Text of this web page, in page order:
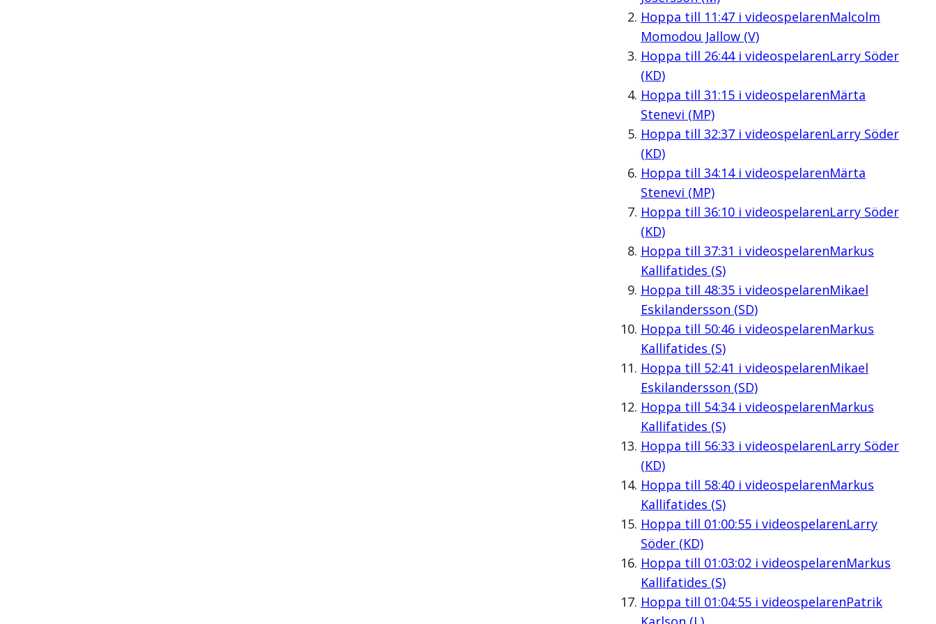
Hoppa till 11:47i videospelarenMalcolm
Momodou Jallow (V)
Hoppa till 26:44i videospelarenLarry Söder
(KD)
Hoppa till 31:15i videospelarenMärta
Stenevi (MP)
Hoppa till 32:37i videospelarenLarry Söder
(KD)
Hoppa till 34:14i videospelarenMärta
Stenevi (MP)
Hoppa till 36:10i videospelarenLarry Söder
(KD)
Hoppa till 37:31 i videospelarenMarkus
Kallifatides (S)
Hoppa till 48:35i videospelarenMikael
Eskilandersson (SD)
Hoppa till 50:46i videospelarenMarkus
Kallifatides (S)
Hoppa till 52:41 i videospelarenMikael
Eskilandersson (SD)
Hoppa till 54:34i videospelarenMarkus
Kallifatides (S)
Hoppa till 56:33 i videospelarenLarry Söder
(KD)
Hoppa till 58:40i videospelarenMarkus
Kallifatides (S)
Hoppa till 01:00:55i videospelarenLarry
Söder (KD)
Hoppa till 01:03:02 i videospelarenMarkus
Kallifatides (S)
Hoppa till 01:04:55i videospelarenPatrik